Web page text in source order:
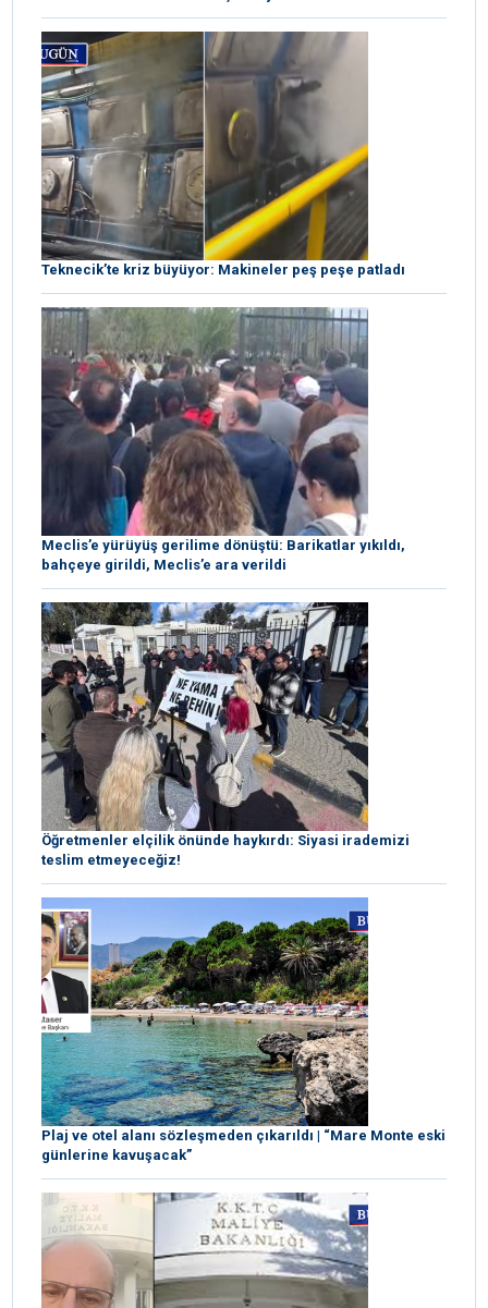
Teknecik’te kriz büyüyor: Makineler peş peşe patladı
Meclis’e yürüyüş gerilime dönüştü: Barikatlar yıkıldı,
bahçeye girildi, Meclis’e ara verildi
Öğretmenler elçilik önünde haykırdı: Siyasi irademizi
teslim etmeyeceğiz!
Plaj ve otel alanı sözleşmeden çıkarıldı | “Mare Monte eski
günlerine kavuşacak”